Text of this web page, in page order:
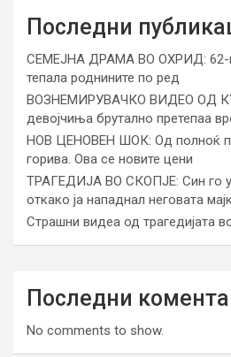
Последни
СЕМЕЈНА ДРАМА ВО ОХРИД: 62-
тепала роднините по ред
ВОЗНЕМИРУВАЧКО ВИДЕО ОД
девојчиња брутално претепаа
НОВ ЦЕНОВЕН ШОК: Од полноќ
горива. Ова се новите цени
ТРАГЕДИЈА ВО СКОПЈЕ: Син го
откако ја нападнал неговата
Страшни видеа од трагедијата
Последни
No comments to show.